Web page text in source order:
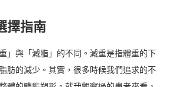
擇指南
」與「減脂」的不同。減重是指體重的下
肪的減少。其實，很多時候我們追求的不